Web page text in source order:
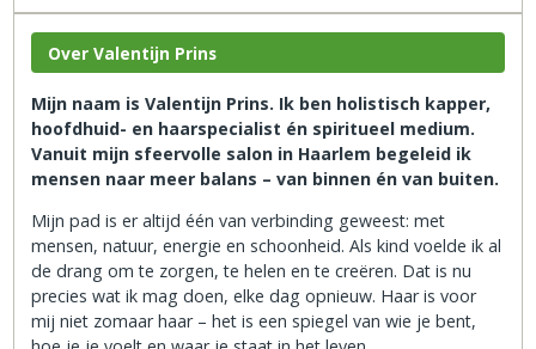
Over Valentijn Prins
Mijn naam is Valentijn Prins. Ik ben holistisch kapper,
hoofdhuid- en haarspecialist én spiritueel medium.
Vanuit mijn sfeervolle salon in Haarlem begeleid ik
mensen naar meer balans – van binnen én van buiten.
Mijn pad is er altijd één van verbinding geweest: met
mensen, natuur, energie en schoonheid. Als kind voelde ik al
de drang om te zorgen, te helen en te creëren. Dat is nu
precies wat ik mag doen, elke dag opnieuw. Haar is voor
mij niet zomaar haar – het is een spiegel van wie je bent,